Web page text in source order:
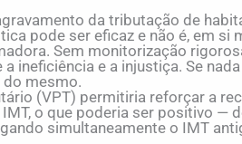
da tributação de
pode ser eficaz e não é, em si
Sem monitorização
ineficiência e a injustiça. Se
do mesmo.
(VPT) permitiria reforçar a
o que poderia ser positivo —
simultaneamente o IMT